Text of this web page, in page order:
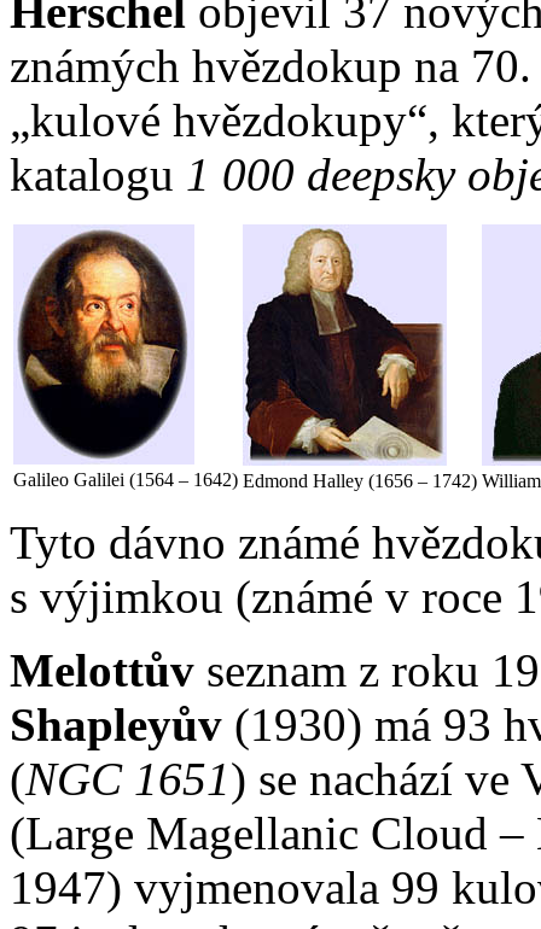
Herschel objevil 37
známých hvězdokup na
„kulové hvězdokupy“,
katalogu 1 000 deepsky
Galileo Galilei (1564 – 1642) Edmond Halley (1656 – 1742)
Tyto dávno známé
s výjimkou (známé v roce
Melottův seznam z roku
Shapleyův (1930) má 93
(NGC 1651) se nachází ve
(Large Magellanic Cloud
1947) vyjmenovala 99